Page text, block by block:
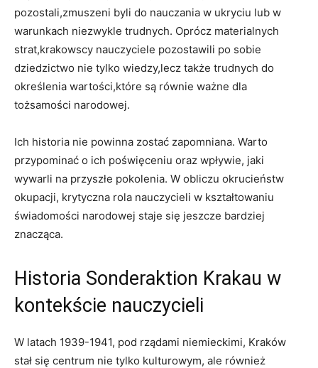
pozostali,zmuszeni ‍byli do⁤ nauczania w ukryciu lub w
warunkach niezwykle trudnych. Oprócz materialnych
strat,krakowscy ‍nauczyciele pozostawili po sobie
dziedzictwo nie tylko wiedzy,lecz także trudnych do
określenia wartości,które‌ są równie​ ważne dla
tożsamości‌ narodowej.
Ich historia nie powinna zostać zapomniana. Warto⁢
przypominać o ‍ich poświęceniu oraz ‌wpływie, ‍jaki
wywarli na przyszłe pokolenia. W obliczu okrucieństw
okupacji, krytyczna rola nauczycieli w kształtowaniu
świadomości narodowej staje się jeszcze bardziej
znacząca.
Historia Sonderaktion Krakau w
kontekście nauczycieli
W ‍latach 1939-1941, pod rządami niemieckimi, Kraków
‌stał się⁣ centrum nie ​tylko kulturowym, ale również